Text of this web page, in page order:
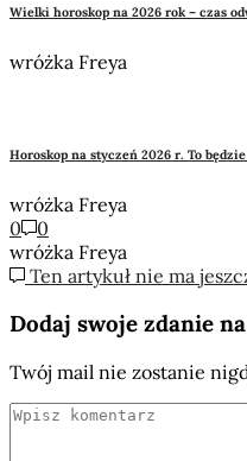
Wielki horoskop na 2026 rok – czas
wróżka Freya
Horoskop na styczeń 2026 r. To
wróżka Freya
0
0
wróżka Freya
Ten artykuł nie ma
Dodaj swoje zdanie
Twój mail nie zostanie